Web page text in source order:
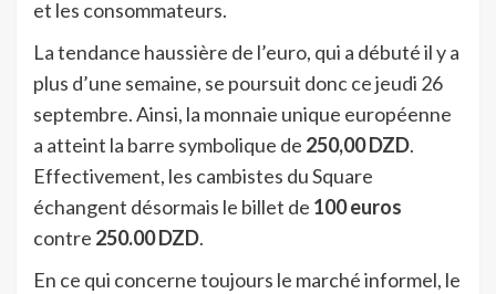
et les consommateurs.
La tendance haussière de l’euro, qui a débuté il y a
plus d’une semaine, se poursuit donc ce jeudi 26
septembre. Ainsi, la monnaie unique européenne
a atteint la barre symbolique de 250,00 DZD.
Effectivement, les cambistes du Square
échangent désormais le billet de 100 euros
contre 250.00 DZD.
En ce qui concerne toujours le marché informel, le